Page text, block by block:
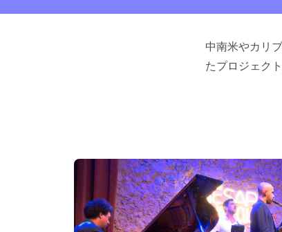
中南米やカリ
たプロジェクト